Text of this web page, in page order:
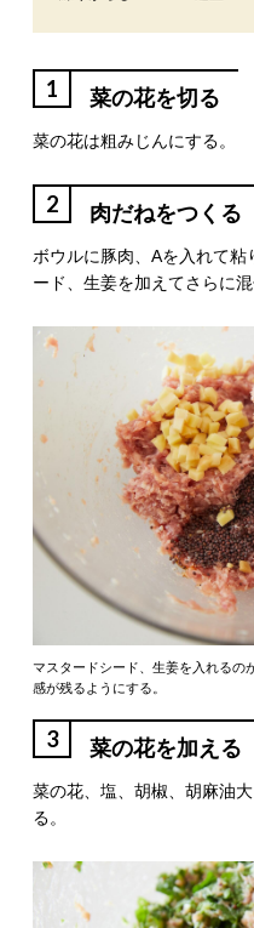
1 菜の花を切る
菜の花は粗みじんにする。
2 肉だねをつくる
ボウルに豚肉、Aを入れて
ード、生姜を加えてさらに混
マスタードシード、生姜を入れるの
感が残るようにする。
3 菜の花を加える
菜の花、塩、胡椒、胡麻油
る。